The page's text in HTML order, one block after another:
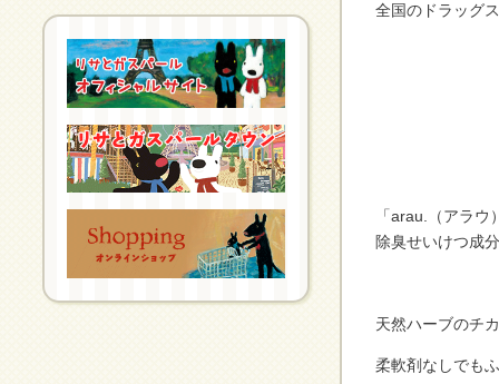
全国のドラッグ
「arau.（アラ
除臭せいけつ成
天然ハーブのチ
柔軟剤なしでも